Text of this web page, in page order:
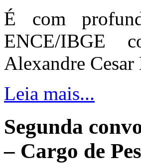
É com
ENCE/IBGE
Alexandre
Leia mais...
Segunda
– Cargo de